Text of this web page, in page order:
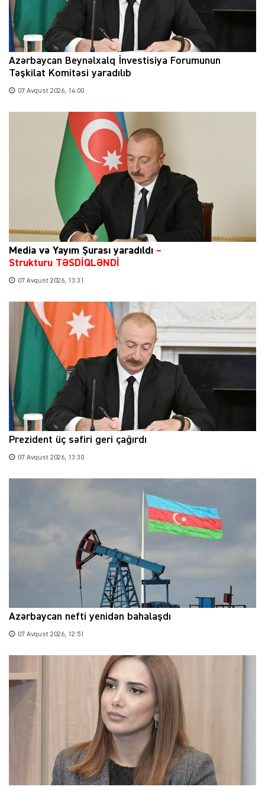
Azərbaycan Beynəlxalq İnvestisiya Forumunun
Təşkilat Komitəsi yaradılıb
07 Avqust 2026, 14:00
Media və Yayım Şurası yaradıldı –
Strukturu TƏSDİQLƏNDİ
07 Avqust 2026, 13:31
Prezident üç səfiri geri çağırdı
07 Avqust 2026, 13:30
Azərbaycan nefti yenidən bahalaşdı
07 Avqust 2026, 12:51